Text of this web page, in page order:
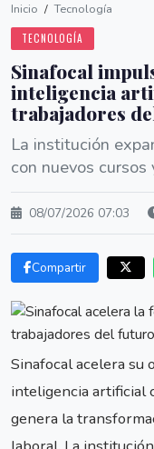
Inicio / Tecnología
TECNOLOGÍA
Sinafocal
inteligencia
trabajadores
La institución
con nuevos
08/07/2026 07:03
Compartir
Sinafocal acelera su
inteligencia artificial
genera la